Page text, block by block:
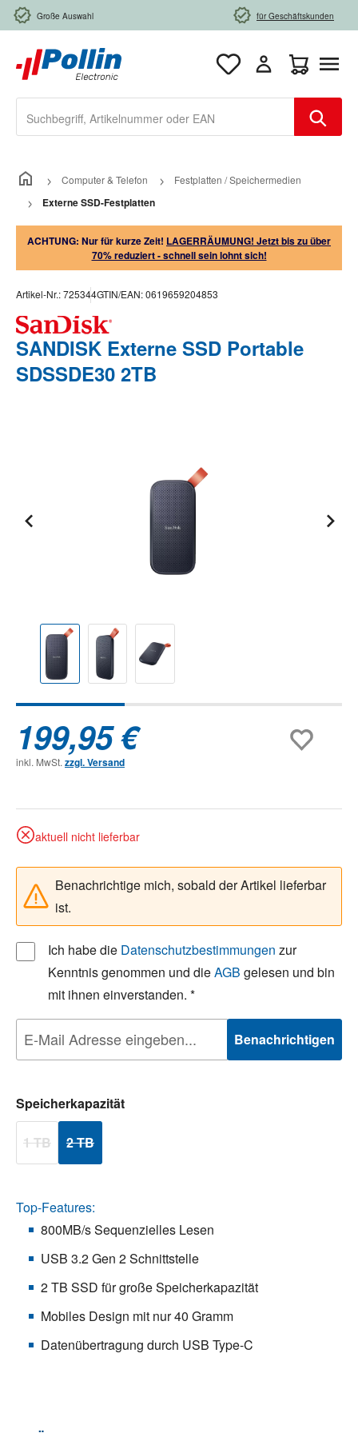
Zum Hauptinhalt springen
Große Auswahl für Geschäftskunden
Computer & Telefon Festplatten / Speichermedien
Externe SSD-Festplatten
ACHTUNG: Nur für kurze Zeit! LAGERRÄUMUNG! Jetzt bis zu über
70% reduziert - schnell sein lohnt sich!
Artikel-Nr.:725344GTIN/EAN:0619659204853
SANDISK Externe SSD Portable
SDSSDE30 2TB
199,95 €
inkl. MwSt. zzgl. Versand
aktuell nicht lieferbar
Benachrichtige mich, sobald der Artikel lieferbar
ist.
Ich habe die Datenschutzbestimmungen zur
Kenntnis genommen und dieAGB gelesen und bin
mit ihnen einverstanden. *
Benachrichtigen
Speicherkapazitätauswählen
1 TB(Diese Option ist zurzeit nicht verfügbar.)
2 TB(Diese Option ist zurzeit nicht verfügbar.)
Top-Features:
800MB/s Sequenzielles Lesen
USB 3.2 Gen 2 Schnittstelle
2 TB SSD für große Speicherkapazität
Mobiles Design mit nur 40 Gramm
Datenübertragung durch USB Type-C